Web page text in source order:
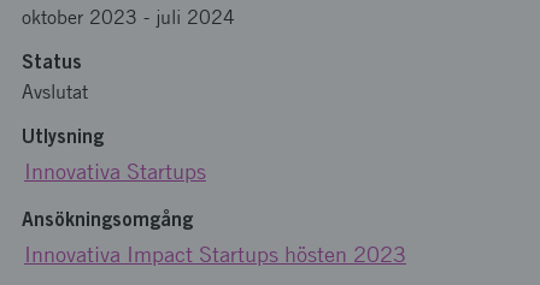
oktober 2023 - juli 2024
Status
Avslutat
Utlysning
Innovativa Startups
Ansökningsomgång
Innovativa Impact Startups hösten 2023